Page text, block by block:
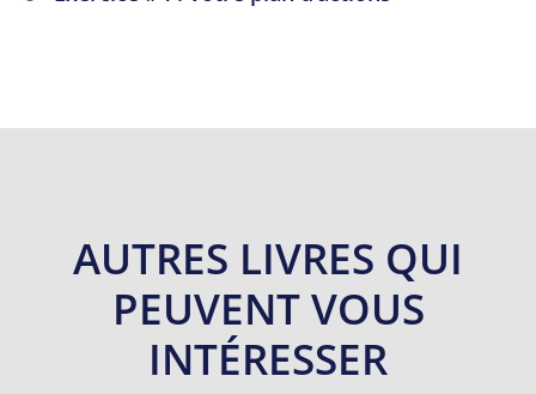
AUTRES LIVRES QUI
PEUVENT VOUS
INTÉRESSER